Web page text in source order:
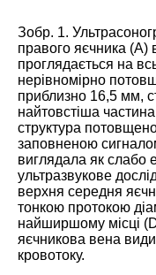
Зобр. 1.
правого яєчника (А)
проглядається на
нерівномірно
приблизно 16,5 мм,
найтовстіша
структура
заповненою
виглядала як слабо
ультразвукове
верхня середня
тонкою протокою
найширшому місці
яєчникова вена
кровотоку.